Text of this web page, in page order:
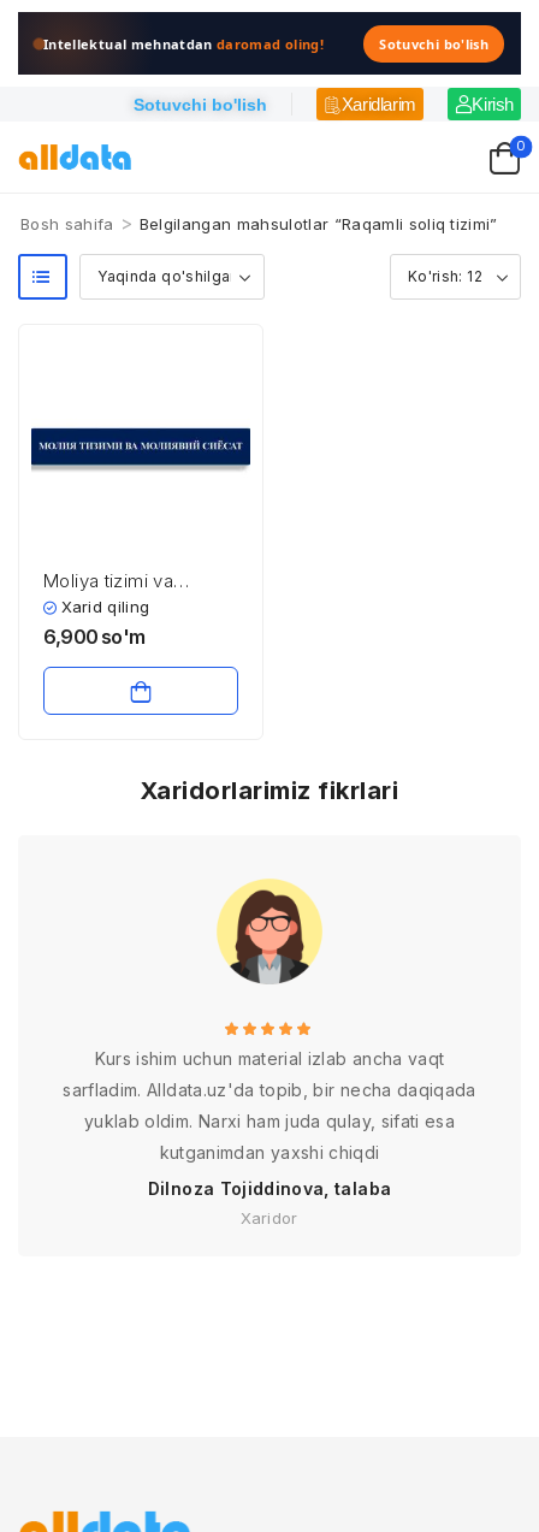
Intellektual mehnatdandaromad oling! Sotuvchi bo'lish
Sotuvchi bo'lish Xaridlarim Kirish
0
Bosh sahifa > Belgilangan mahsulotlar “Raqamli soliq tizimi”
Moliya tizimi va
moliyaviy siyosat
Xarid qiling
6,900 so'm
Xaridorlarimiz fikrlari
Kurs ishim uchun material izlab ancha vaqt
sarfladim. Alldata.uz'da topib, bir necha daqiqada
yuklab oldim. Narxi ham juda qulay, sifati esa
kutganimdan yaxshi chiqdi
Dilnoza Tojiddinova, talaba
Xaridor